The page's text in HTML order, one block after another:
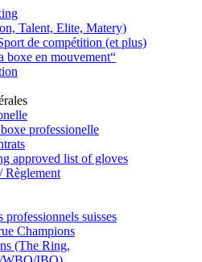
Talent, Elite, Matery)
de compétition (et plus)
boxe en mouvement“
professionelle
approved list of gloves
suisses
Champions
(The Ring,